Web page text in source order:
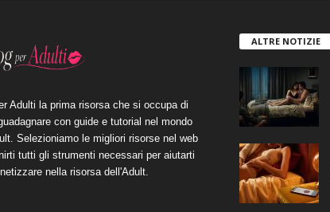
Adulti la prima risorsa che si occupa di
con guide e tutorial nel mondo
Selezioniamo le migliori risorse nel web
tutti gli strumenti necessari per aiutarti
nella risorsa dell'Adult.
ALTRE NOTIZIE